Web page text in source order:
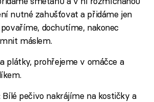
nutné zahušťovat a přidáme jen
dochutíme, nakonec
máslem.
plátky, prohřejeme v omáčce a
pečivo nakrájíme na kostičky a